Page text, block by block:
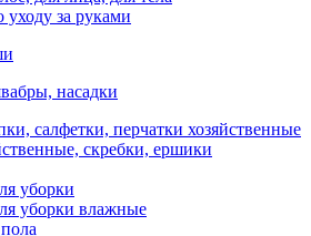
уходу за руками
насадки
салфетки, перчатки хозяйственные
скребки, ершики
уборки
уборки влажные